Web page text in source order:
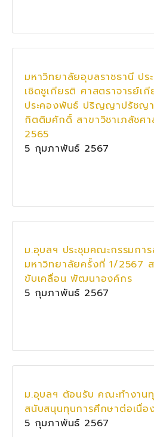
มหาวิทยาลัยอุบลราชธานี ปร
เชิดชูเกียรติ ศาสตราจารย์
ประคองพันธ์ ปริญญาปรัช
กิตติมศักดิ์ สาขาวิชาเภสัชศ
2565
5 กุมภาพันธ์ 2567
ม.อุบลฯ ประชุมคณะกรรมกา
มหาวิทยาลัยครั้งที่ 1/2567
ขับเคลื่อน พัฒนาองค์กร
5 กุมภาพันธ์ 2567
ม.อุบลฯ ต้อนรับ คณะทำงาน
สนับสนุนทุนการศึกษาต่อเนื่อ
5 กุมภาพันธ์ 2567